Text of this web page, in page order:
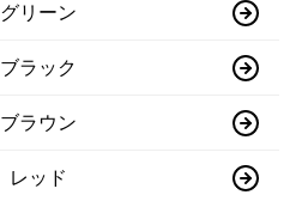
グリーン
ブラック
ブラウン
レッド